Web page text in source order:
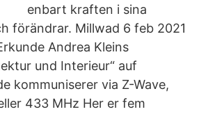
enbart kraften i sina
förändrar. Millwad 6 feb 2021
Andrea Kleins
und Interieur“ auf
kommuniserer via Z-Wave,
433 MHz Her er fem